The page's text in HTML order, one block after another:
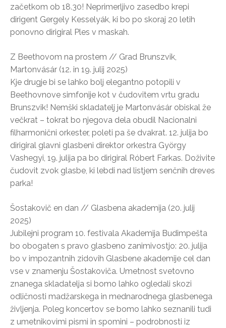
začetkom ob 18.30! Neprimerljivo zasedbo krepi
dirigent Gergely Kesselyák, ki bo po skoraj 20 letih
ponovno dirigiral Ples v maskah.
Z Beethovom na prostem // Grad Brunszvik,
Martonvásár (12. in 19. julij 2025)
Kje drugje bi se lahko bolj elegantno potopili v
Beethovnove simfonije kot v čudovitem vrtu gradu
Brunszvik! Nemški skladatelj je Martonvásár obiskal že
večkrat – tokrat bo njegova dela obudil Nacionalni
filharmonični orkester, poleti pa še dvakrat. 12. julija bo
dirigiral glavni glasbeni direktor orkestra György
Vashegyi, 19. julija pa bo dirigiral Róbert Farkas. Doživite
čudovit zvok glasbe, ki lebdi nad listjem senčnih dreves
parka!
Šostakovič en dan // Glasbena akademija (20. julij
2025)
Jubilejni program 10. festivala Akademija Budimpešta
bo obogaten s pravo glasbeno zanimivostjo: 20. julija
bo v impozantnih zidovih Glasbene akademije cel dan
vse v znamenju Šostakoviča. Umetnost svetovno
znanega skladatelja si bomo lahko ogledali skozi
odličnosti madžarskega in mednarodnega glasbenega
življenja. Poleg koncertov se bomo lahko seznanili tudi
z umetnikovimi pismi in spomini – podrobnosti iz